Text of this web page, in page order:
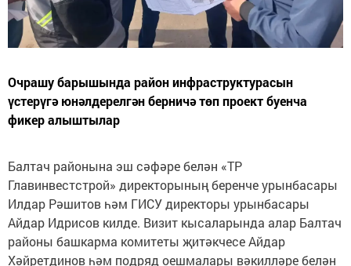
Очрашу барышында район инфраструктурасын
үстерүгә юнәлдерелгән берничә төп проект буенча
фикер алыштылар
Балтач районына эш сәфәре белән «ТР
Главинвестстрой» директорының беренче урынбасары
Илдар Рәшитов һәм ГИСУ директоры урынбасары
Айдар Идрисов килде. Визит кысаларында алар Балтач
районы башкарма комитеты җитәкчесе Айдар
Хәйретдинов һәм подряд оешмалары вәкилләре белән